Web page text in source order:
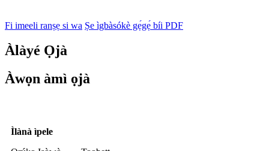
Fi imeeli ranṣẹ si wa Ṣe ìgbàsókè gẹ́gẹ́ bíi PDF
Àlàyé Ọjà
Àwọn àmì ọjà
Ìlànà ìpele